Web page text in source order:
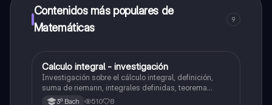
Contenidos más populares de
Matemáticas
9
Matemáticas
Calculo integral - investigación
Investigación sobre el cálculo integral, definición,
suma de riemann, integrales definidas, teorema
fundamental del cálculo, antiderivadas, integrales
3º Bach 510 8